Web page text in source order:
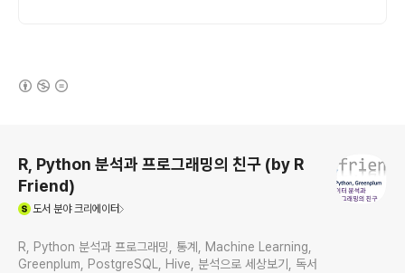
R, Python 분석과 프로그래밍의 친구 (by R
Friend)
도서 분야 크리에이터
R, Python 분석과 프로그래밍, 통계, Machine Learning,
Greenplum, PostgreSQL, Hive, 분석으로 세상보기, 독서